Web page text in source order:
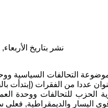
نشر بتاريخ الأربعاء, 31 آب/أغسطس 2016 20:12
التحالفات السياسية
للتحالفات ووحدة